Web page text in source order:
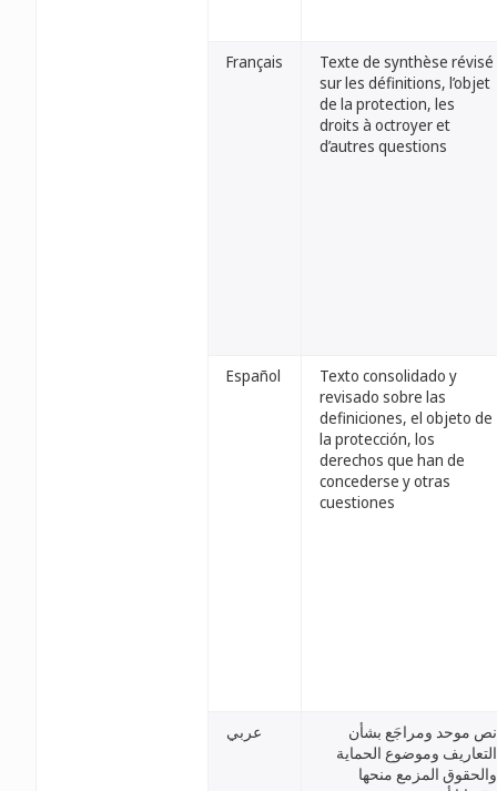
Français
Texte de synthèse révisé
sur les définitions, l’objet
de la protection, les
droits à octroyer et
d’autres questions
Español
Texto consolidado y
revisado sobre las
definiciones, el objeto de
la protección, los
derechos que han de
concederse y otras
cuestiones
عربي
نص موحد ومراجَع بشأن
التعاريف وموضوع الحماية
والحقوق المزمع منحها